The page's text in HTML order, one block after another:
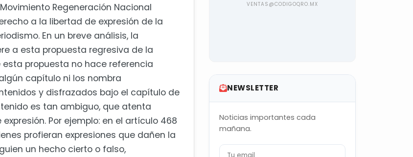
Regeneración Nacional
a la libertad de expresión de la
En un breve análisis, la
a esta propuesta regresiva de la
propuesta no hace referencia
capítulo ni los nombra
y disfrazados bajo el capítulo de
es tan ambiguo, que atenta
Por ejemplo: en el artículo 468
profieran expresiones que dañen la
un hecho cierto o falso,
NEWSLETTER
Noticias importantes cada
mañana.